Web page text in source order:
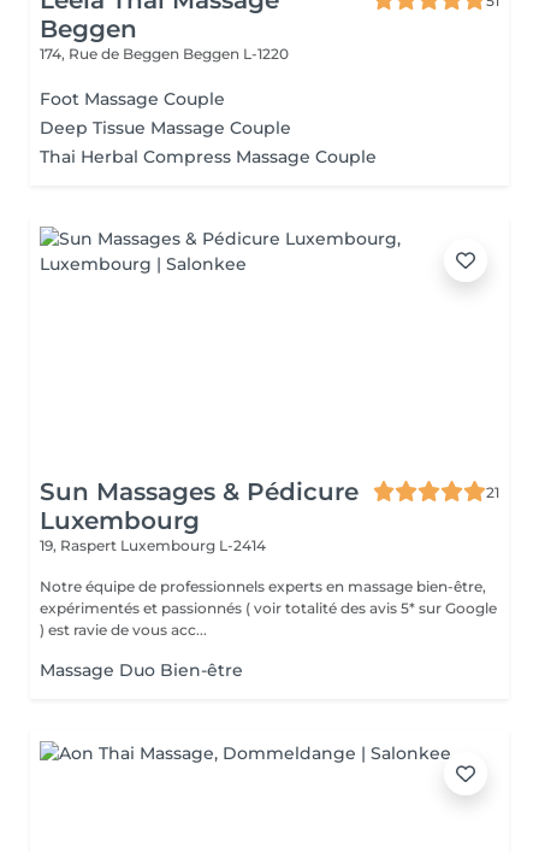
Beggen
174, Rue de Beggen Beggen L-1220
Foot Massage Couple
Deep Tissue Massage Couple
Thai Herbal Compress Massage Couple
Sun Massages & Pédicure
Luxembourg
21
19, Raspert Luxembourg L-2414
Notre équipe de professionnels experts en massage bien-être,
expérimentés et passionnés ( voir totalité des avis 5* sur Google
) est ravie de vous acc...
Massage Duo Bien-être